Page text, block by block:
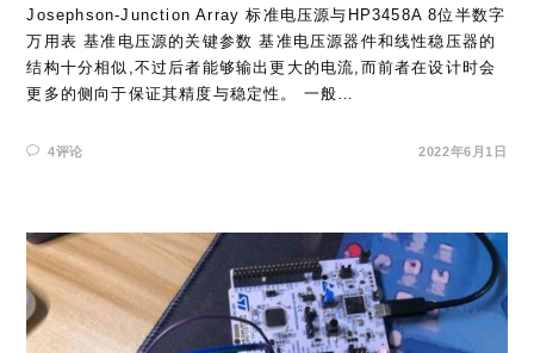
Josephson-Junction Array 标准电压源与HP3458A 8位半数字
万用表 基准电压源的关键参数 基准电压源器件和线性稳压器的
结构十分相似,不过后者能够输出更大的电流,而前者在设计时会
更多的侧向于保证其精度与稳定性。 一般…
4评论 2022年6月1日